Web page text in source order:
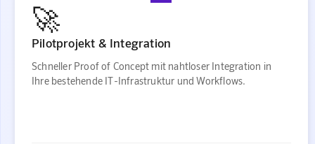
🚀
Pilotprojekt & Integration
Schneller Proof of Concept mit nahtloser Integration in
Ihre bestehende IT-Infrastruktur und Workflows.